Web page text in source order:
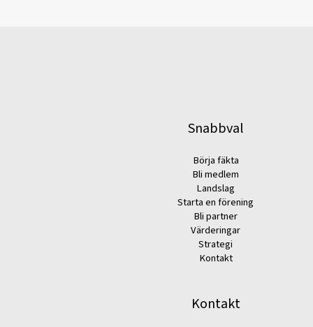
Snabbval
Börja fäkta
Bli medlem
Landslag
Starta en förening
Bli partner
Värderingar
Strategi
Kontakt
Kontakt